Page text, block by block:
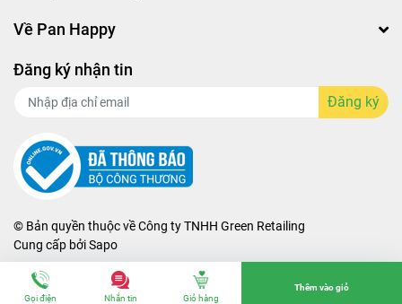
Về Pan Happy
Đăng ký nhận tin
Đăng ký
© Bản quyền thuộc vềCông ty TNHH Green Retailing
Cung cấp bởiSapo
Gọi điện Nhắn tin Giỏ hàng
Thêm vào giỏ